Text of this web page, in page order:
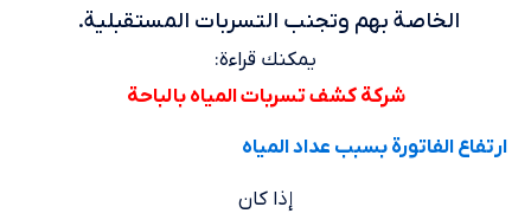
الخاصة بهم وتجنب التسربات المستقبلية.
يمكنك قراءة:
شركة كشف تسربات المياه بالباحة
ارتفاع الفاتورة بسبب عداد المياه
إذا كان